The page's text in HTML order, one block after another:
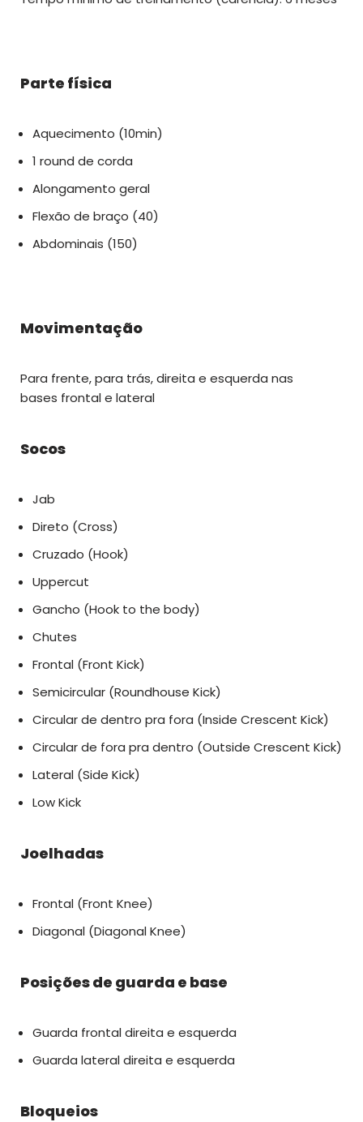
Parte física
Aquecimento (10min)
1 round de corda
Alongamento geral
Flexão de braço (40)
Abdominais (150)
Movimentação
Para frente, para trás, direita e esquerda nas
bases frontal e lateral
Socos
Jab
Direto (Cross)
Cruzado (Hook)
Uppercut
Gancho (Hook to the body)
Chutes
Frontal (Front Kick)
Semicircular (Roundhouse Kick)
Circular de dentro pra fora (Inside Crescent Kick)
Circular de fora pra dentro (Outside Crescent Kick)
Lateral (Side Kick)
Low Kick
Joelhadas
Frontal (Front Knee)
Diagonal (Diagonal Knee)
Posições de guarda e base
Guarda frontal direita e esquerda
Guarda lateral direita e esquerda
Bloqueios